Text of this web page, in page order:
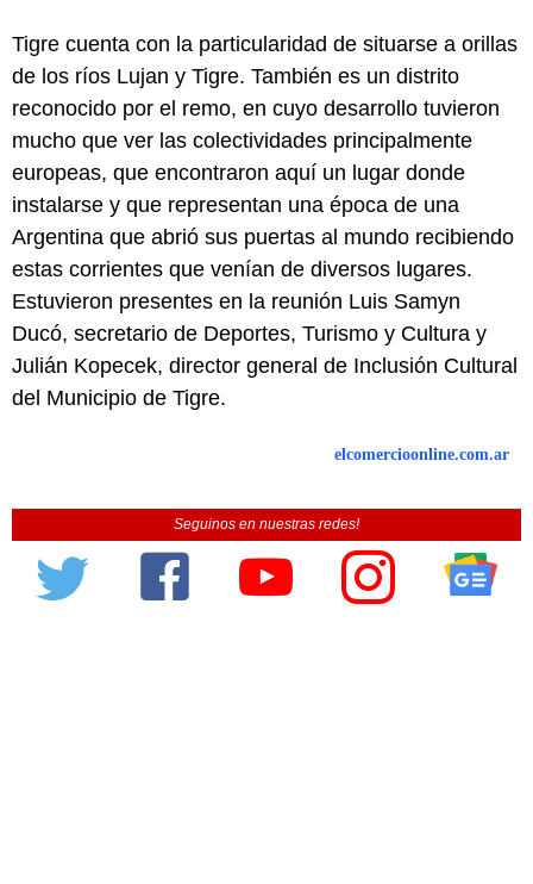
Tigre cuenta con la particularidad de situarse a orillas
de los ríos Lujan y Tigre. También es un distrito
reconocido por el remo, en cuyo desarrollo tuvieron
mucho que ver las colectividades principalmente
europeas, que encontraron aquí un lugar donde
instalarse y que representan una época de una
Argentina que abrió sus puertas al mundo recibiendo
estas corrientes que venían de diversos lugares.
Estuvieron presentes en la reunión Luis Samyn
Ducó, secretario de Deportes, Turismo y Cultura y
Julián Kopecek, director general de Inclusión Cultural
del Municipio de Tigre.
elcomercioonline.com.ar
Seguinos en nuestras redes!